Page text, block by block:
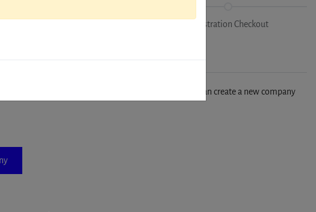
Registration Checkout
If you don't find your company in our database, you can create a new company